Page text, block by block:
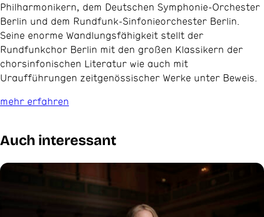
Philharmonikern, dem Deutschen Symphonie-Orchester
Berlin und dem Rundfunk-Sinfonieorchester Berlin.
Seine enorme Wandlungsfähigkeit stellt der
Rundfunkchor Berlin mit den großen Klassikern der
chorsinfonischen Literatur wie auch mit
Uraufführungen zeitgenössischer Werke unter Beweis.
mehr erfahren
Auch interessant